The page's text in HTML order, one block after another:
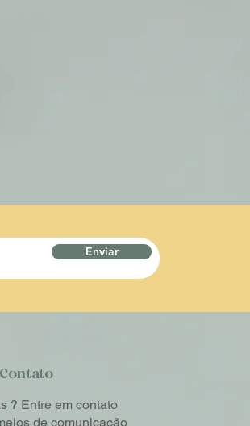
Enviar
? Entre em contato
de comunicação